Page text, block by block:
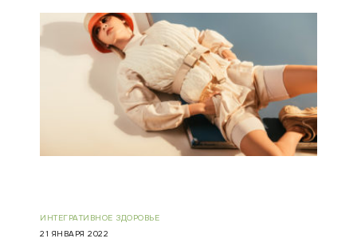
ИНТЕГРАТИВНОЕ ЗДОРОВЬЕ
21 ЯНВАРЯ 2022